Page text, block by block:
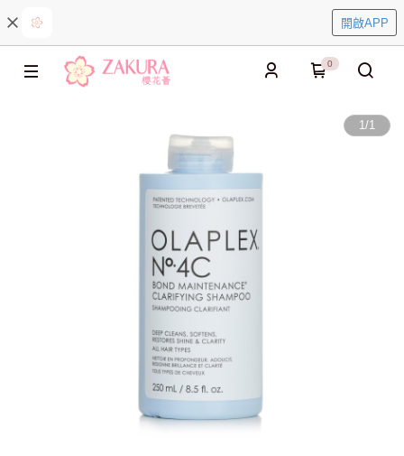
開啟APP
0
1/1